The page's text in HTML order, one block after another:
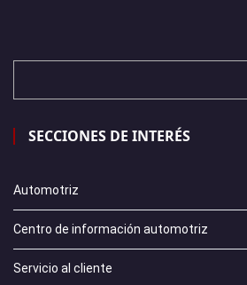
SECCIONES DE INTERÉS
Automotriz
Centro de información automotriz
Servicio al cliente